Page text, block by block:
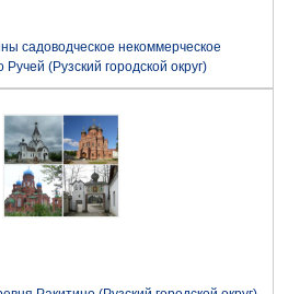
садоводческое некоммерческое
(Рузский городской округ)